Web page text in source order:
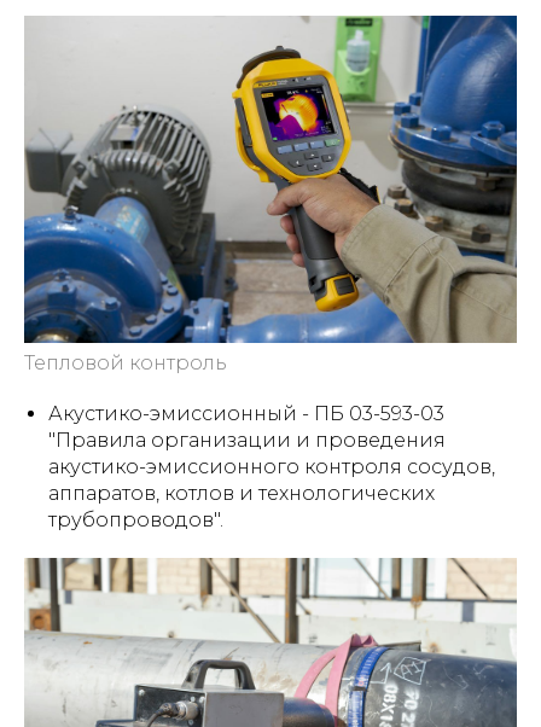
Тепловой контроль
Акустико-эмиссионный - ПБ 03-593-03
"Правила организации и проведения
акустико-эмиссионного контроля сосудов,
аппаратов, котлов и технологических
трубопроводов".